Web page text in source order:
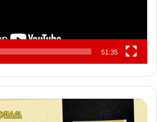
51:35